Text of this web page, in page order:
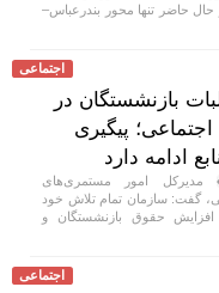
حاضر تنها محور بندرعباس–
اجتماعی
بازنشستگان در
اجتماعی؛ پیگیری
ادامه دارد
مدیرکل امور مستمری‌های
گفت: سازمان تمام تلاش خود
حقوق بازنشستگان و
اجتماعی